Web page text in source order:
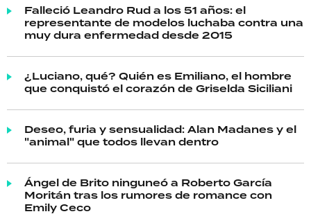
Falleció Leandro Rud a los 51 años: el
representante de modelos luchaba contra una
muy dura enfermedad desde 2015
¿Luciano, qué? Quién es Emiliano, el hombre
que conquistó el corazón de Griselda Siciliani
Deseo, furia y sensualidad: Alan Madanes y el
"animal" que todos llevan dentro
Ángel de Brito ninguneó a Roberto García
Moritán tras los rumores de romance con
Emily Ceco